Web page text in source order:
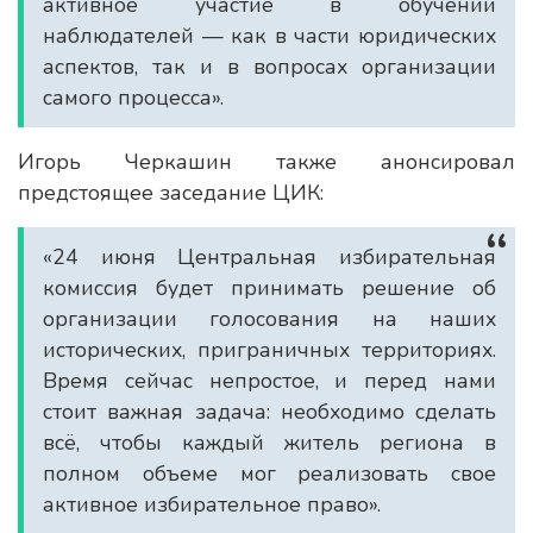
наблюдателей — как в части юридических
аспектов, так и в вопросах организации
самого процесса».
Игорь Черкашин также анонсировал
предстоящее заседание ЦИК:
«24 июня Центральная избирательная
комиссия будет принимать решение об
организации голосования на наших
исторических, приграничных территориях.
Время сейчас непростое, и перед нами
стоит важная задача: необходимо сделать
всё, чтобы каждый житель региона в
полном объеме мог реализовать свое
активное избирательное право».